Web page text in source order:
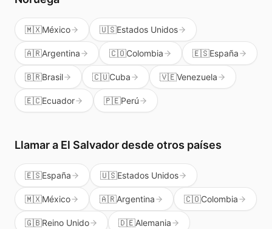
🇲🇽México 🇺🇸Estados Unidos
🇦🇷Argentina 🇨🇴Colombia 🇪🇸España
🇧🇷Brasil 🇨🇺Cuba 🇻🇪Venezuela
🇪🇨Ecuador 🇵🇪Perú
Llamar a El Salvadordesde otros países
🇪🇸España 🇺🇸Estados Unidos
🇲🇽México 🇦🇷Argentina 🇨🇴Colombia
🇬🇧Reino Unido 🇩🇪Alemania